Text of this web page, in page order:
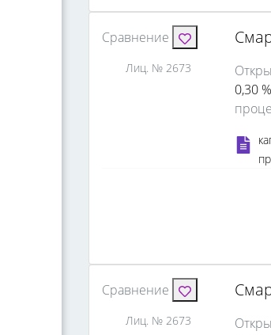
Сравнение
Лиц. № 2673
0,30 %
Сравнение
Лиц. № 2673